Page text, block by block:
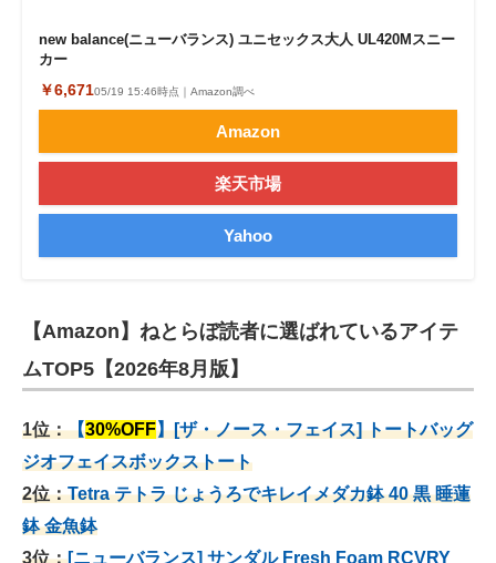
new balance(ニューバランス) ユニセックス大人 UL420Mスニー
カー
￥6,67105/19 15:46時点｜Amazon調べ
Amazon
楽天市場
Yahoo
【Amazon】ねとらぼ読者に選ばれているアイテ
ムTOP5【2026年8月版】
1位：【30%OFF】[ザ・ノース・フェイス] トートバッグ
ジオフェイスボックストート
2位：Tetra テトラ じょうろでキレイメダカ鉢 40 黒 睡蓮
鉢 金魚鉢
3位：[ニューバランス] サンダル Fresh Foam RCVRY